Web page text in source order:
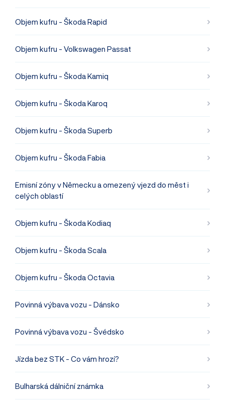
Objem kufru - Škoda Rapid
Objem kufru - Volkswagen Passat
Objem kufru - Škoda Kamiq
Objem kufru - Škoda Karoq
Objem kufru - Škoda Superb
Objem kufru - Škoda Fabia
Emisní zóny v Německu a omezený vjezd do měst i
celých oblastí
Objem kufru - Škoda Kodiaq
Objem kufru - Škoda Scala
Objem kufru - Škoda Octavia
Povinná výbava vozu - Dánsko
Povinná výbava vozu - Švédsko
Jízda bez STK - Co vám hrozí?
Bulharská dálniční známka